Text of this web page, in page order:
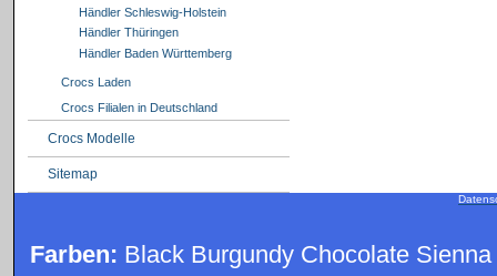
Händler Schleswig-Holstein
Händler Thüringen
Händler Baden Württemberg
Crocs Laden
Crocs Filialen in Deutschland
Crocs Modelle
Sitemap
Farben: Black Burgundy Chocolate